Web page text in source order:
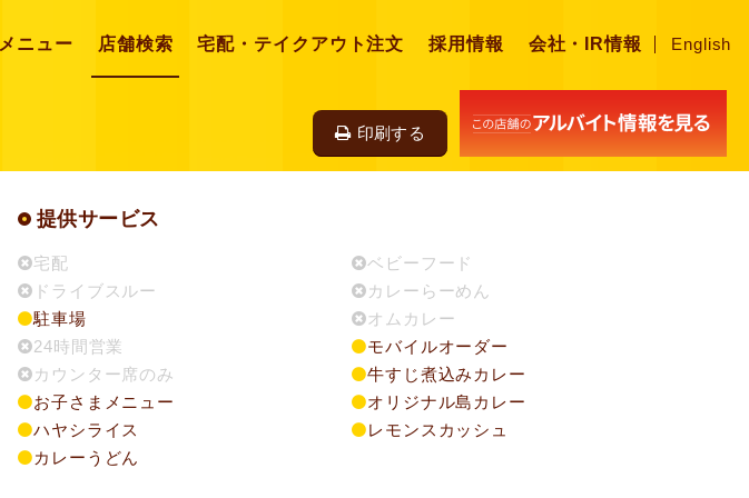
English
メニュー 店舗検索 宅配・テイクアウト注文 採用情報 会社・IR情報
印刷する
提供サービス
宅配
ドライブスルー
駐車場
24時間営業
カウンター席のみ
お子さまメニュー
ハヤシライス
カレーうどん
ベビーフード
カレーらーめん
オムカレー
モバイルオーダー
牛すじ煮込みカレー
オリジナル島カレー
レモンスカッシュ